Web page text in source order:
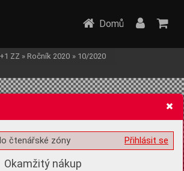
ukládáním volitelných informací
Domů
ZZ » Ročník 2020 » 10/2020
Přihlásit se
čtenářské zóny
Okamžitý nákup